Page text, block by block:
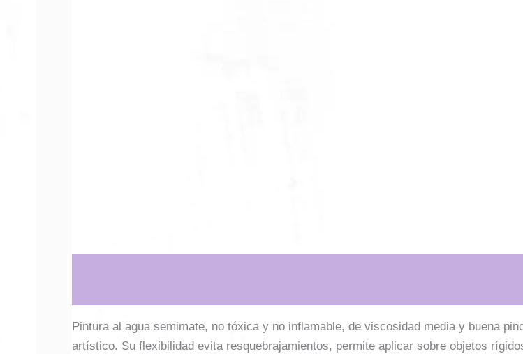
Pintura al agua semimate, no tóxica y no inflamable, de viscosidad media y buena
artístico. Su flexibilidad evita resquebrajamientos, permite aplicar sobre objetos